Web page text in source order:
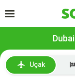
Uçak